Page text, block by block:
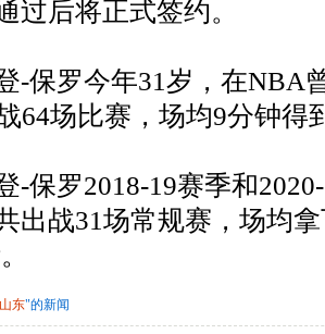
过后将正式签约。
罗今年31岁，在NBA
64场比赛，场均9分钟得
罗2018-19赛季和2020-
出战31场常规赛，场均
山东"的新闻